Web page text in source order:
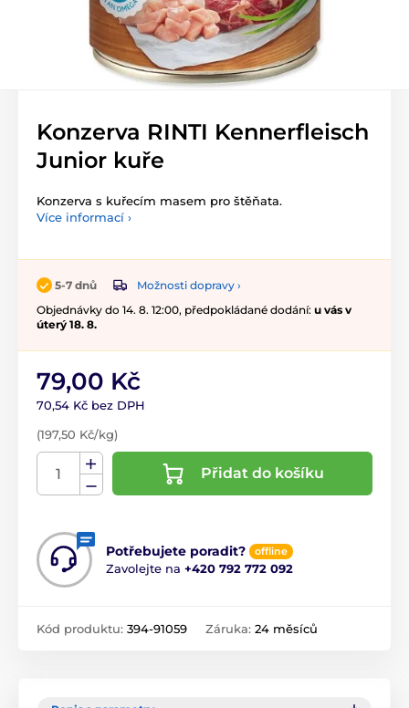
Konzerva RINTI Kennerfleisch
Junior kuře
Konzerva s kuřecím masem pro štěňata.
Více informací ›
5-7 dnů
Možnosti dopravy ›
Objednávky do 14. 8. 12:00, předpokládané dodání: u vás v
úterý 18. 8.
79,00 Kč
70,54 Kč bez DPH
(197,50 Kč/kg)
Přidat do košíku
Potřebujete poradit? offline
Zavolejte na +420 792 772 092
Kód produktu: 394-91059 Záruka: 24 měsíců